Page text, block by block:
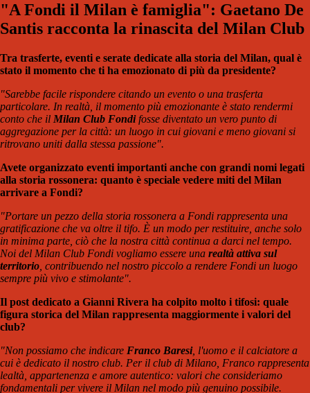
"A Fondi il Milan è famiglia": Gaetano De
Santis racconta la rinascita del Milan Club
Tra trasferte, eventi e serate dedicate alla storia del Milan, qual è
stato il momento che ti ha emozionato di più da presidente?
"Sarebbe facile rispondere citando un evento o una trasferta
particolare. In realtà, il momento più emozionante è stato rendermi
conto che il Milan Club Fondifosse diventato un vero punto di
aggregazione per la città: un luogo in cui giovani e meno giovani si
ritrovano uniti dalla stessa passione".
Avete organizzato eventi importanti anche con grandi nomi legati
alla storia rossonera: quanto è speciale vedere miti del Milan
arrivare a Fondi?
"Portare un pezzo della storia rossonera a Fondi rappresenta una
gratificazione che va oltre il tifo. È un modo per restituire, anche solo
in minima parte, ciò che la nostra città continua a darci nel tempo.
Noi del Milan Club Fondi vogliamo essere una realtà attiva sul
territorio , contribuendo nel nostro piccolo a rendere Fondi un luogo
sempre più vivo e stimolante".
Il post dedicato a Gianni Rivera ha colpito molto i tifosi: quale
figura storica del Milan rappresenta maggiormente i valori del
club?
"Non possiamo che indicare Franco Baresi, l'uomo e il calciatore a
cui è dedicato il nostro club. Per il club di Milano, Franco rappresenta
lealtà, appartenenza e amore autentico: valori che consideriamo
fondamentali per vivere il Milan nel modo più genuino possibile.